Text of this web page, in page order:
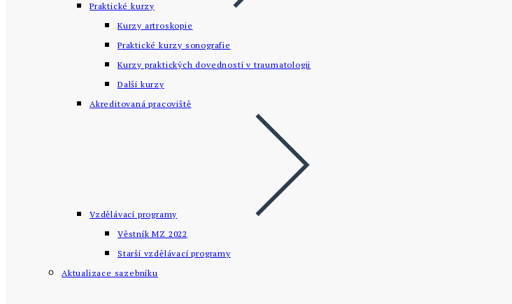
Praktické kurzy
Kurzy artroskopie
Praktické kurzy sonografie
Kurzy praktických dovedností v traumatologii
Další kurzy
Akreditovaná pracoviště
Vzdělávací programy
Věstník MZ 2022
Starší vzdělávací­ programy
Aktualizace sazebníku